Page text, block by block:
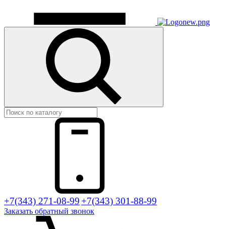
+7(343) 271-08-99 +7(343) 301-88-99
Заказать обратный звонок